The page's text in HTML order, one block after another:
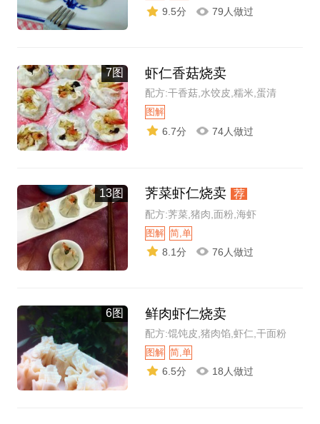
9.5分 79人做过
7图 虾仁香菇烧卖
配方:干香菇,水饺皮,糯米,蛋清
图解
6.7分 74人做过
13图 荠菜虾仁烧卖 荐
配方:荠菜,猪肉,面粉,海虾
图解 简,单
8.1分 76人做过
6图 鲜肉虾仁烧卖
配方:馄饨皮,猪肉馅,虾仁,干面粉
图解 简,单
6.5分 18人做过